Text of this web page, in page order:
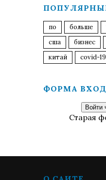
по больше
сша
бизнес
китай
covid-19
ФОРМА
Войти
Старая